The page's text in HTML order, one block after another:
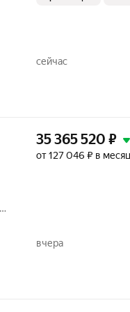
сейчас
35 365 520 ₽
от 127 046 ₽ в месяц
вчера